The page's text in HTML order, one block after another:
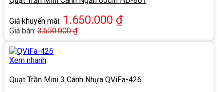
Giá khuyến mãi: 1.650.000 ₫
Giá bán: 3.650.000₫
Xem nhanh
Quạt Trần Mini 3 Cánh Nhựa QViFa-426